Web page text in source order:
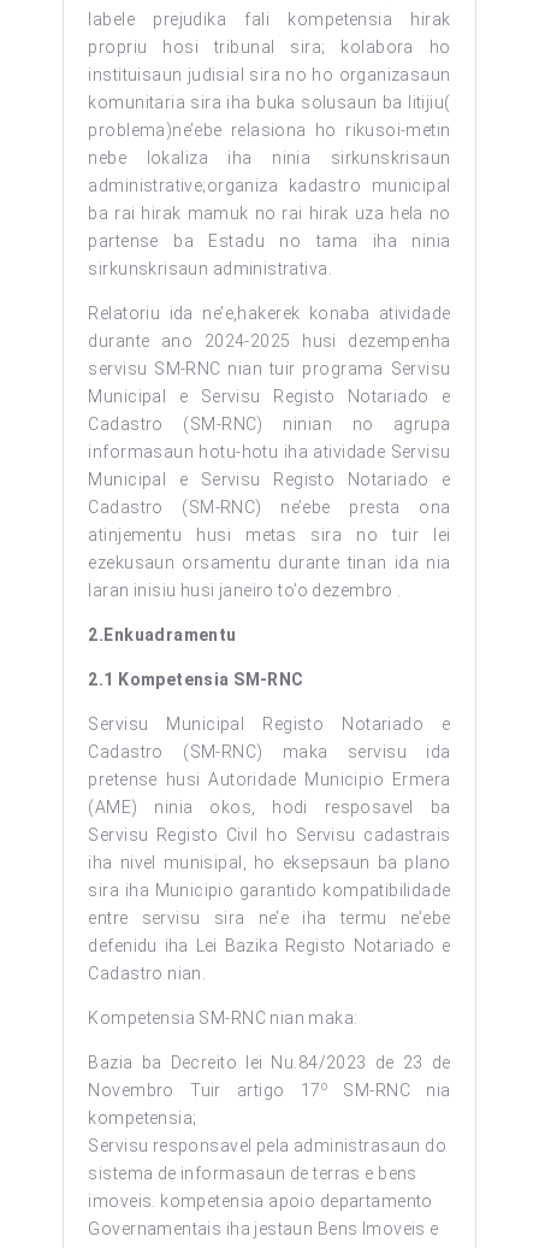
labele prejudika fali kompetensia hirak
propriu hosi tribunal sira; kolabora ho
instituisaun judisial sira no ho organizasaun
komunitaria sira iha buka solusaun ba litijiu(
problema)ne’ebe relasiona ho rikusoi-metin
nebe lokaliza iha ninia sirkunskrisaun
administrative;organiza kadastro municipal
ba rai hirak mamuk no rai hirak uza hela no
partense ba Estadu no tama iha ninia
sirkunskrisaun administrativa.
Relatoriu ida ne’e,hakerek konaba atividade
durante ano 2024-2025 husi dezempenha
servisu SM-RNC nian tuir programa Servisu
Municipal e Servisu Registo Notariado e
Cadastro (SM-RNC) ninian no agrupa
informasaun hotu-hotu iha atividade Servisu
Municipal e Servisu Registo Notariado e
Cadastro (SM-RNC) ne’ebe presta ona
atinjementu husi metas sira no tuir lei
ezekusaun orsamentu durante tinan ida nia
laran inisiu husi janeiro to’o dezembro .
2. Enkuad ramentu
2.1 Kompetensia SM-RNC
Servisu Municipal Registo Notariado e
Cadastro (SM-RNC) maka servisu ida
pretense husi Autoridade Municipio Ermera
(AME) ninia okos, hodi resposavel ba
Servisu Registo Civil ho Servisu cadastrais
iha nivel munisipal, ho eksepsaun ba plano
sira iha Municipio garantido kompatibilidade
entre servisu sira ne’e iha termu ne’ebe
defenidu iha Lei Bazika Registo Notariado e
Cadastro nian.
Kompetensia SM-RNC nian maka:
Bazia ba Decreito lei Nu.84/2023 de 23 de
Novembro Tuir artigo 17o
SM-RNC nia
kompetensia;
Servisu responsavel pela administrasaun do
sistema de informasaun de terras e bens
imoveis. kompetensia apoio departamento
Governamentais iha jestaun Bens Imoveis e